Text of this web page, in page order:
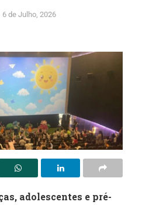
6 de Julho, 2026
adolescentes e pré-